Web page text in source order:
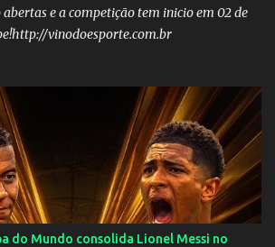
abertas e a competição tem inicio em 02 de
vinodoesporte.com.br
do Mundo consolida Lionel Messi no